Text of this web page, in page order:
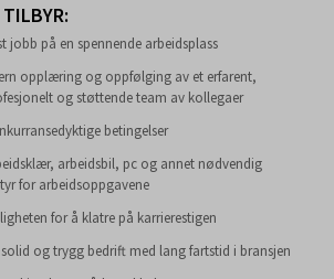
jobb på en spennende arbeidsplass
opplæring og oppfølging av et erfarent,
og støttende team av kollegaer
betingelser
arbeidsbil, pc og annet nødvendig
for arbeidsoppgavene
for å klatre på karrierestigen
solid og trygg bedrift med lang fartstid i bransjen